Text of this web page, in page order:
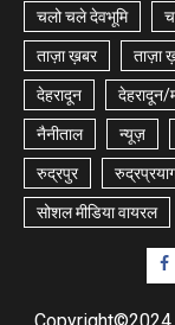
चलो चले देवभूमि
ताज़ा ख़बर ताज़ा
देहरादून देहरादून/
नैनीताल न्यूज़
रुद्रपुर
सोशल मीडिया वायरल